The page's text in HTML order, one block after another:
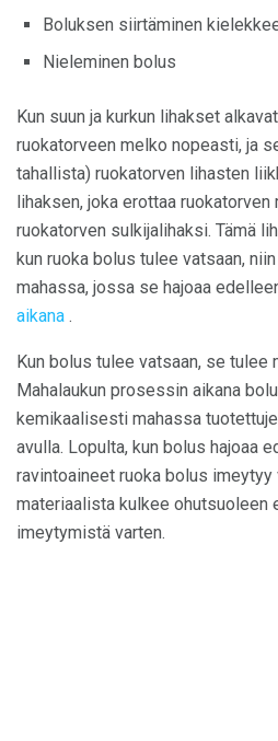
Boluksen siirtäminen
Nieleminen bolus
Kun suun ja kurkun lihakset
ruokatorveen melko nopeasti, ja
tahallista) ruokatorven lihasten
lihaksen, joka erottaa
ruokatorven sulkijalihaksi. Tämä
kun ruoka bolus tulee vatsaan,
mahassa, jossa se hajoaa
aikana .
Kun bolus tulee vatsaan, se tulee
Mahalaukun prosessin aikana
kemikaalisesti mahassa
avulla. Lopulta, kun bolus hajoaa
ravintoaineet ruoka bolus imeytyy
materiaalista kulkee ohutsuoleen
imeytymistä varten.